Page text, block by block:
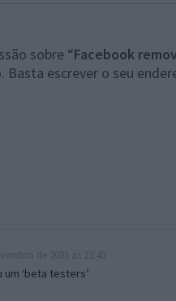
sobre “Facebook
Basta escrever o seu
‘beta testers’